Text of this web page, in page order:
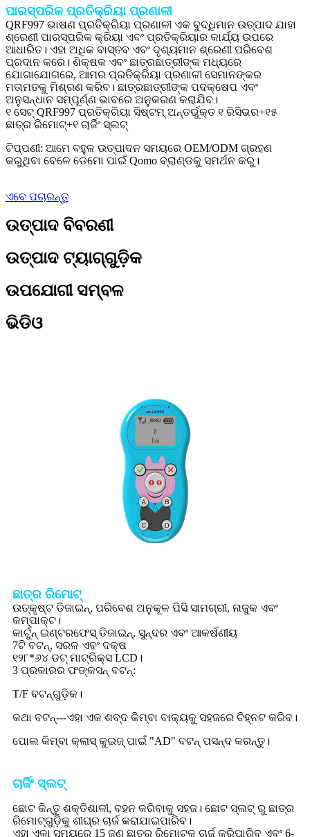
ପାରସ୍ପରିକ ପ୍ରତିକ୍ରିୟା ପ୍ରଣାଳୀ
QRF997 ଭାଷଣ ପ୍ରତିକ୍ରିୟା ପ୍ରଣାଳୀ ଏକ ବୁଦ୍ଧିମାନ ଉତ୍ପାଦ ଯାହା
ଶ୍ରେଣୀ ପାରସ୍ପରିକ କ୍ରିୟା ଏବଂ ପ୍ରତିକ୍ରିୟାର କାର୍ଯ୍ୟ ଉପରେ
ଆଧାରିତ। ଏହା ଅଧିକ ବାସ୍ତବ ଏବଂ ଦୃଶ୍ୟମାନ ଶ୍ରେଣୀ ପରିବେଶ
ପ୍ରଦାନ କରେ। ଶିକ୍ଷକ ଏବଂ ଛାତ୍ରଛାତ୍ରୀଙ୍କ ମଧ୍ୟରେ
ଯୋଗାଯୋଗରେ, ଆମର ପ୍ରତିକ୍ରିୟା ପ୍ରଣାଳୀ ସେମାନଙ୍କର
ମତାମତକୁ ମିଶ୍ରଣ କରିବ। ଛାତ୍ରଛାତ୍ରୀଙ୍କ ପଦକ୍ଷେପ ଏବଂ
ଅନୁସନ୍ଧାନ ସମ୍ପୂର୍ଣ୍ଣ ଭାବରେ ଅନୁକରଣ କରାଯିବ।
୧ ସେଟ୍ QRF997 ପ୍ରତିକ୍ରିୟା ସିଷ୍ଟମ୍ ଅନ୍ତର୍ଭୁକ୍ତ ୧ ରିସିଭର+୧୫
ଛାତ୍ର ରିମୋଟ୍+୧ ଚାର୍ଜିଂ ସ୍ଲଟ୍
ଟିପ୍ପଣୀ: ଆମେ ବହୁଳ ଉତ୍ପାଦନ ସମୟରେ OEM/ODM ଗ୍ରହଣ
କରୁଥିବା ବେଳେ ଡେମୋ ପାଇଁ Qomo ବ୍ରାଣ୍ଡକୁ ସମର୍ଥନ କରୁ।
ଏବେ ପଚାରନ୍ତୁ
ଉତ୍ପାଦ ବିବରଣୀ
ଉତ୍ପାଦ ଟ୍ୟାଗ୍‌ଗୁଡ଼ିକ
ଉପଯୋଗୀ ସମ୍ବଳ
ଭିଡିଓ
ଛାତ୍ର ରିମୋଟ୍
ଉତ୍କୃଷ୍ଟ ଡିଜାଇନ୍, ପରିବେଶ ଅନୁକୂଳ ପିସି ସାମଗ୍ରୀ, ନାଜୁକ ଏବଂ
କମ୍ପାକ୍ଟ।
କାର୍ଟୁନ୍ ଇଣ୍ଟରଫେସ୍ ଡିଜାଇନ୍, ସୁନ୍ଦର ଏବଂ ଆକର୍ଷଣୀୟ
7ଟି ବଟନ୍, ସରଳ ଏବଂ ଦକ୍ଷ
୧୨୮*୬୪ ଡଟ୍ ମାଟ୍ରିକ୍ସ LCD।
3 ପ୍ରକାରର ଫଙ୍କସନ୍ ବଟନ୍:
T/F ବଟନ୍‌ଗୁଡ଼ିକ।
କଥା ବଟନ୍---ଏହା ଏକ ଶବ୍ଦ କିମ୍ବା ବାକ୍ୟକୁ ସହଜରେ ଚିହ୍ନଟ କରିବ।
ପୋଲ କିମ୍ବା କ୍ଲାସ୍ କୁଇଜ୍ ପାଇଁ "AD" ବଟନ୍ ପସନ୍ଦ କରନ୍ତୁ।
ଚାର୍ଜିଂ ସ୍ଲଟ୍
ଛୋଟ କିନ୍ତୁ ଶକ୍ତିଶାଳୀ, ବହନ କରିବାକୁ ସହଜ। ଛୋଟ ସ୍ଲଟ୍ ରୁ ଛାତ୍ର
ରିମୋଟ୍‌ଗୁଡ଼ିକୁ ଶୀଘ୍ର ଚାର୍ଜ କରାଯାଇପାରିବ।
ଏହା ଏକା ସମୟରେ 15 ଜଣ ଛାତ୍ର ରିମୋଟକୁ ଚାର୍ଜ କରିପାରିବ ଏବଂ 6-